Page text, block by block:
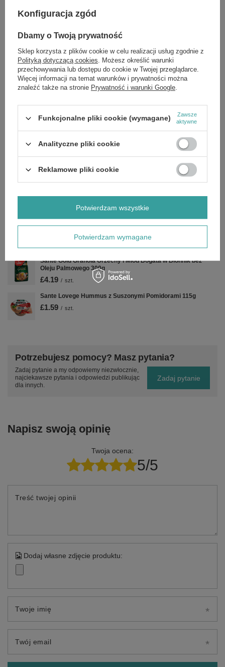
Sante Fit Granola Orzechy Kakao bez Dodatku Cukru 300g
£4.19 / szt.
Sante Skarby Ziemi Odtłuszczony Len Mielony Złoty bez
Glutenu z Wysoką Zawartością Białka 200g
£3.19 / szt.
Sante Pasztet Sojowy z Koperkiem 113g
£1.49 / szt.
Sante Chrupiąca Granola Czekoladowa z Wysoką Zawartością
£3.69
Płesznik i Łuski Babki Jajowatej 200g
Sante Chrupiąca Granola Orzechowa z Wysoką Zawartością
Błonnika 350g
Sante Gold Granola Orzechy i Miód Bogata w Błonnik bez
Oleju Palmowego 300g
£4.19 / szt.
Sante Lovege Hummus z Suszonymi Pomidorami 115g
£1.59 / szt.
Potrzebujesz pomocy? Masz pytania?
Zadaj pytanie a my odpowiemy niezwłocznie,
najciekawsze pytania i odpowiedzi publikując
dla innych.
Zadaj pytanie
Napisz swoją opinię
Twoja ocena:
5/5
Treść twojej opinii
Dodaj własne zdjęcie produktu:
Twoje imię
Twój email
Konfiguracja zgód
Dbamy o Twoją prywatność
Sklep korzysta z plików cookie w celu realizacji usług zgodnie z
Polityką dotyczącą cookies. Możesz określić warunki
przechowywania lub dostępu do cookie w Twojej przeglądarce.
Więcej informacji na temat warunków i prywatności można
znaleźć także na stronie Prywatność i warunki Google.
Funkcjonalne pliki cookie (wymagane)
Zawsze
aktywne
Analityczne pliki cookie
Reklamowe pliki cookie
Potwierdzam wymagane
Potwierdzam wszystkie